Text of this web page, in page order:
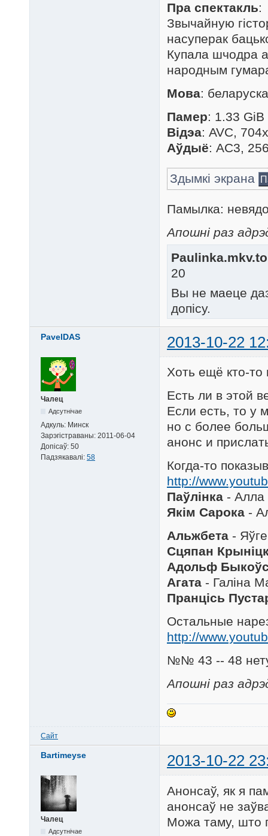
Пра спектакль:
Звычайную
насуперак
Купала шчодра
народным
Мова:
Памер: 1.33 GiB
Відэа: AVC,
Аўдыё: AC3,
Здымкі экрана
Памылка:
Апошні раз
20
Вы не маеце
допісу.
PavelDAS 2013-10-22
Чалец
Адсутнічае
Адкуль: Минск
Зарэгістраваны: 2011-06-04
Допісаў: 50
Падзякавалі: 58
Хоть ещё кто-то
Есть ли в этой
Если есть, то у
но с более
анонс и
Когда-то
http://
Паўлінка - Алла
Якім Сарока -
Альжбета -
Сцяпан
Адольф
Агата - Галіна
Пранцісь
Остальные
http://
№№ 43 -- 48
Апошні раз
Сайт
Bartimeyse 2013-10-22
Чалец
Адсутнічае
Анонсаў, як я
анонсаў не
Можа таму, што